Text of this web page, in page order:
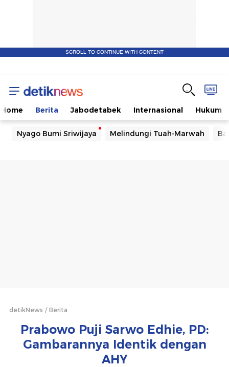
SCROLL TO CONTINUE WITH CONTENT
Home Berita Jabodetabek Internasional Hukum
Nyago Bumi Sriwijaya Melindungi Tuah-Marwah
detikNews Berita
Prabowo Puji Sarwo Edhie, PD:
Gambarannya Identik dengan
AHY